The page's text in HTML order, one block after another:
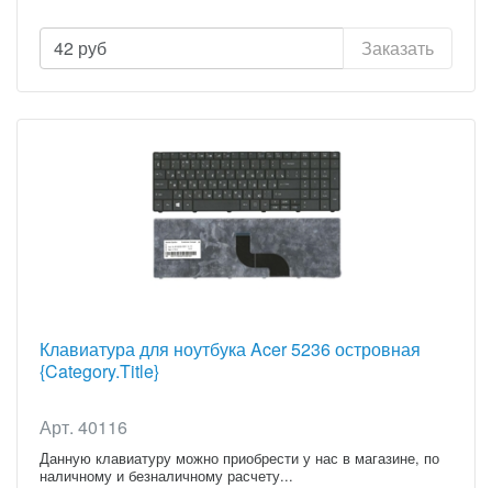
42 руб Заказать
Клавиатура для ноутбука Acer 5236 островная
{Category.Title}
Арт. 40116
Данную клавиатуру можно приобрести у нас в магазине, по
наличному и безналичному расчету...